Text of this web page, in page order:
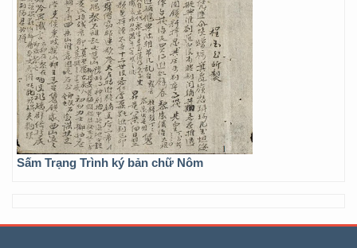
Sấm Trạng Trình ký bản chữ Nôm